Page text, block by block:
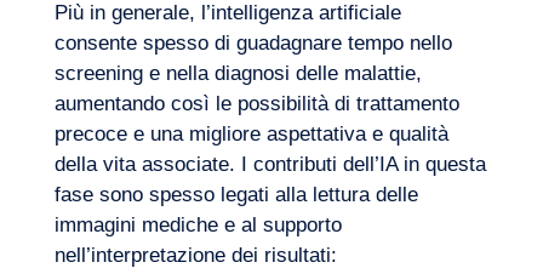
Più in generale, l’intelligenza artificiale
consente spesso di guadagnare tempo nello
screening e nella diagnosi delle malattie,
aumentando così le possibilità di trattamento
precoce e una migliore aspettativa e qualità
della vita associate. I contributi dell’IA in questa
fase sono spesso legati alla lettura delle
immagini mediche e al supporto
nell’interpretazione dei risultati: